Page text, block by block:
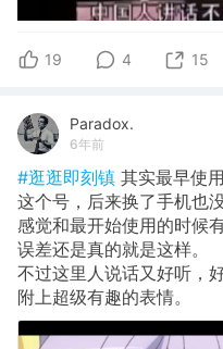
19 4 15
Paradox.
6年前
#逛逛即刻镇 其实最早使
这个号，后来换了手机也
感觉和最开始使用的时候
误差还是真的就是这样。
不过这里人说话又好听，
附上超级有趣的表情。